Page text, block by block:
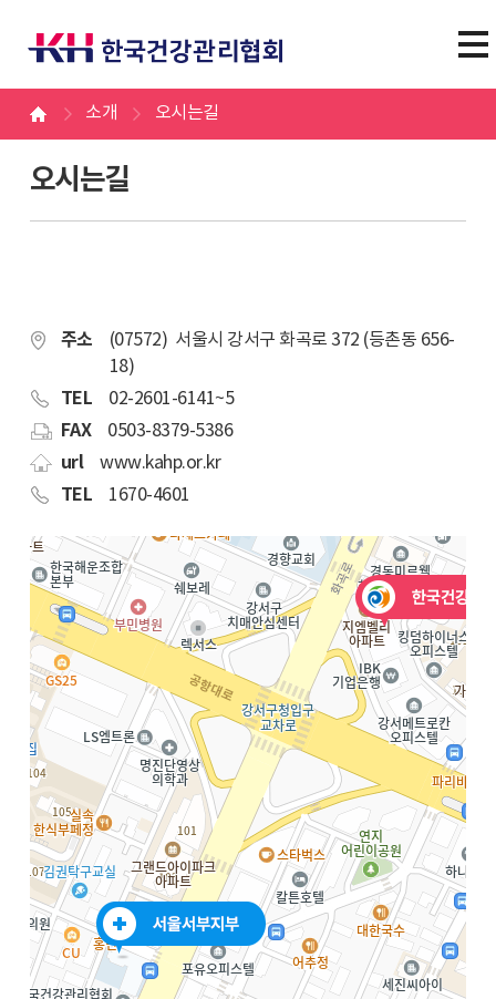
소개 오시는길
오시는길
주소
(07572) 서울시 강서구 화곡로 372 (등촌동 656-
18)
TEL 02-2601-6141~5
FAX 0503-8379-5386
url www.kahp.or.kr
TEL 1670-4601